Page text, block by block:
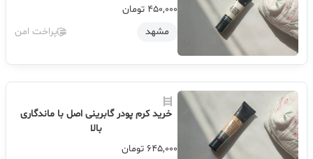
450,000 تومان
مشهد
پراخت امن
خرید کرم پودر گابرینی اصل با ماندگاری
بالا
645,000 تومان